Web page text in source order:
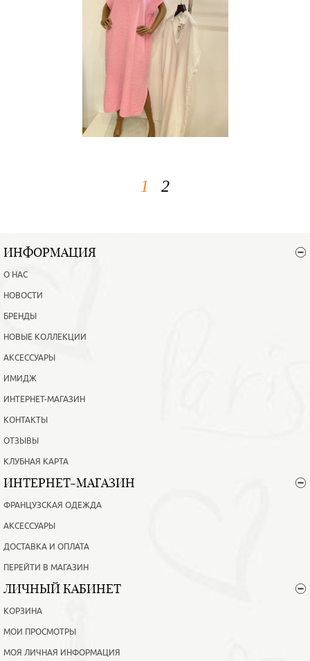
1 2
ИНФОРМАЦИЯ
О НАС
НОВОСТИ
БРЕНДЫ
НОВЫЕ КОЛЛЕКЦИИ
АКСЕССУАРЫ
ИМИДЖ
ИНТЕРНЕТ-МАГАЗИН
КОНТАКТЫ
ОТЗЫВЫ
КЛУБНАЯ КАРТА
ИНТЕРНЕТ-МАГАЗИН
ФРАНЦУЗСКАЯ ОДЕЖДА
АКСЕССУАРЫ
ДОСТАВКА И ОПЛАТА
ПЕРЕЙТИ В МАГАЗИН
ЛИЧНЫЙ КАБИНЕТ
КОРЗИНА
МОИ ПРОСМОТРЫ
МОЯ ЛИЧНАЯ ИНФОРМАЦИЯ